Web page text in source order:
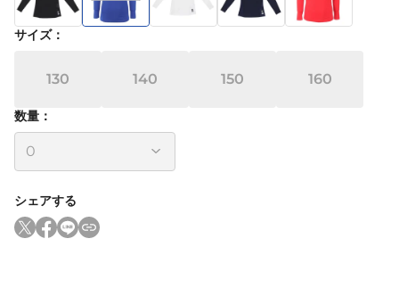
サイズ：
130 140 150 160
数量：
シェアする